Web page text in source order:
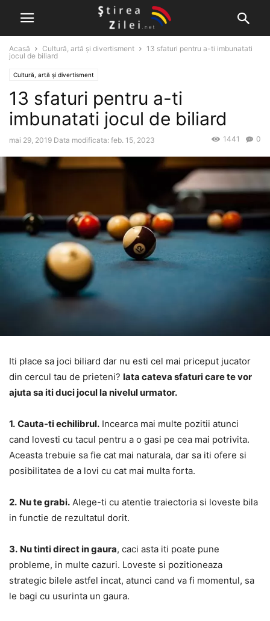
Acasă Cultură, artă și divertisment
13 sfaturi pentru a-ti imbunatati
jocul de biliard
Cultură, artă și divertisment
13 sfaturi pentru a-ti
imbunatati jocul de biliard
mai 29, 2019 Data modificata: feb. 15, 2023 0
1441
Iti place sa joci biliard dar nu esti cel mai priceput jucator
din cercul tau de prieteni? Iata cateva sfaturi care te vor
ajuta sa iti duci jocul la nivelul urmator.
1. Cauta-ti echilibrul. Incearca mai multe pozitii atunci
cand lovesti cu tacul pentru a o gasi pe cea mai potrivita.
Aceasta trebuie sa fie cat mai naturala, dar sa iti ofere si
posibilitatea de a lovi cu cat mai multa forta.
2. Nu te grabi. Alege-ti cu atentie traiectoria si loveste bila
in functie de rezultatul dorit.
3. Nu tinti direct in gaura, caci asta iti poate pune
probleme, in multe cazuri. Loveste si pozitioneaza
strategic bilele astfel incat, atunci cand va fi momentul, sa
le bagi cu usurinta un gaura.